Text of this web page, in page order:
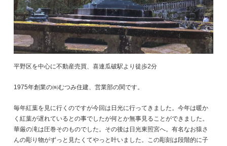
平野区を中心に不動産売買、喜連瓜破駅より徒歩2分
1975年創業の㈱むつみ住建、営業部の関です。
毎年紅葉を見に行くのですが今回は日光に行ってきました。今年は暖か
く紅葉が遅れているとの事でしたが何とか無事見ることができました。
華厳の滝は圧巻そのものでした。その後は日光東照宮へ。有名なお猿さ
んの彫り物がずっと見たくてやっと叶いました。この彫刻は段階的に子